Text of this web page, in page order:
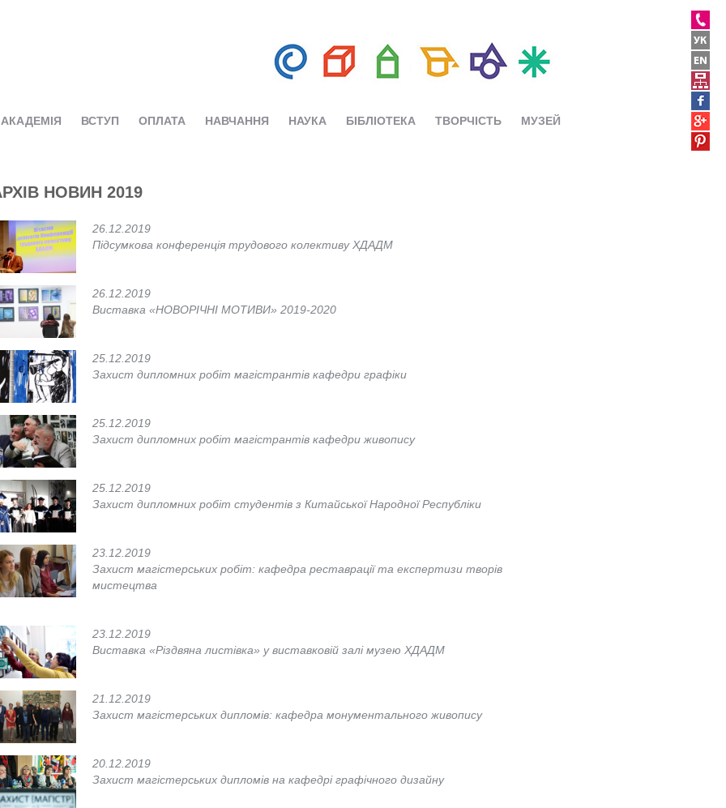
АКАДЕМІЯ ВСТУП ОПЛАТА НАВЧАННЯ НАУКА БІБЛІОТЕКА ТВОРЧІСТЬ МУЗЕЙ
НОВИН 2019
26.12.2019
Підсумкова конференція трудового колективу ХДАДМ
26.12.2019
Виставка «НОВОРІЧНІ МОТИВИ» 2019-2020
25.12.2019
Захист дипломних робіт магістрантів кафедри графіки
25.12.2019
Захист дипломних робіт магістрантів кафедри живопису
25.12.2019
Захист дипломних робіт студентів з Китайської Народної Республіки
23.12.2019
Захист магістерських робіт: кафедра реставрації та експертизи творів
мистецтва
23.12.2019
Виставка «Різдвяна листівка» у виставковій залі музею ХДАДМ
21.12.2019
Захист магістерських дипломів: кафедра монументального живопису
20.12.2019
Захист магістерських дипломів на кафедрі графічного дизайну